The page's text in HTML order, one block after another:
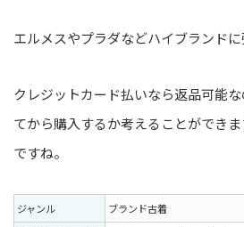
エルメスやプラダなどハイブランドに
クレジットカード払いなら返品可能
てから購入するか考えることができ
ですね。
ジャンル
ブランド古着